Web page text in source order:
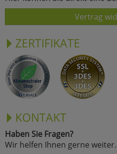
Vertrag
ZERTIFIKATE
KONTAKT
Haben Sie Fragen?
Wir helfen Ihnen gerne weiter.